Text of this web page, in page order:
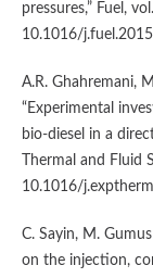
pressures,” Fuel,
10.1016/
A.R. Ghahremani,
“Experimental
bio-diesel in a
Thermal and Fluid
10.1016/
C. Sayin, M.
on the injection,